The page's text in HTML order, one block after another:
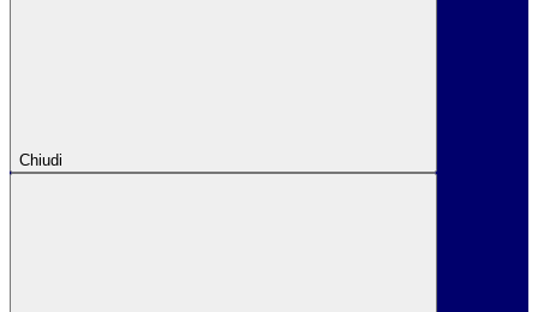
Chiudi